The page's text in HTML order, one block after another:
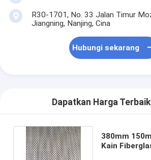
R30-1701, No. 33 Jalan Timur
Jiangning, Nanjing, Cina
Hubungi sekarang
Dapatkan Harga
380mm
Kain